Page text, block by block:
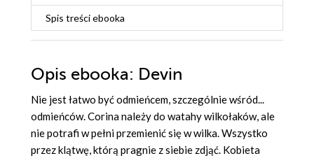
Spis treściebooka
Opis ebooka: Devin
Nie jest łatwo być odmieńcem, szczególnie wśród...
odmieńców. Corina należy do watahy wilkołaków, ale
nie potrafi w pełni przemienić się w wilka. Wszystko
przez klątwę, którą pragnie z siebie zdjąć. Kobieta